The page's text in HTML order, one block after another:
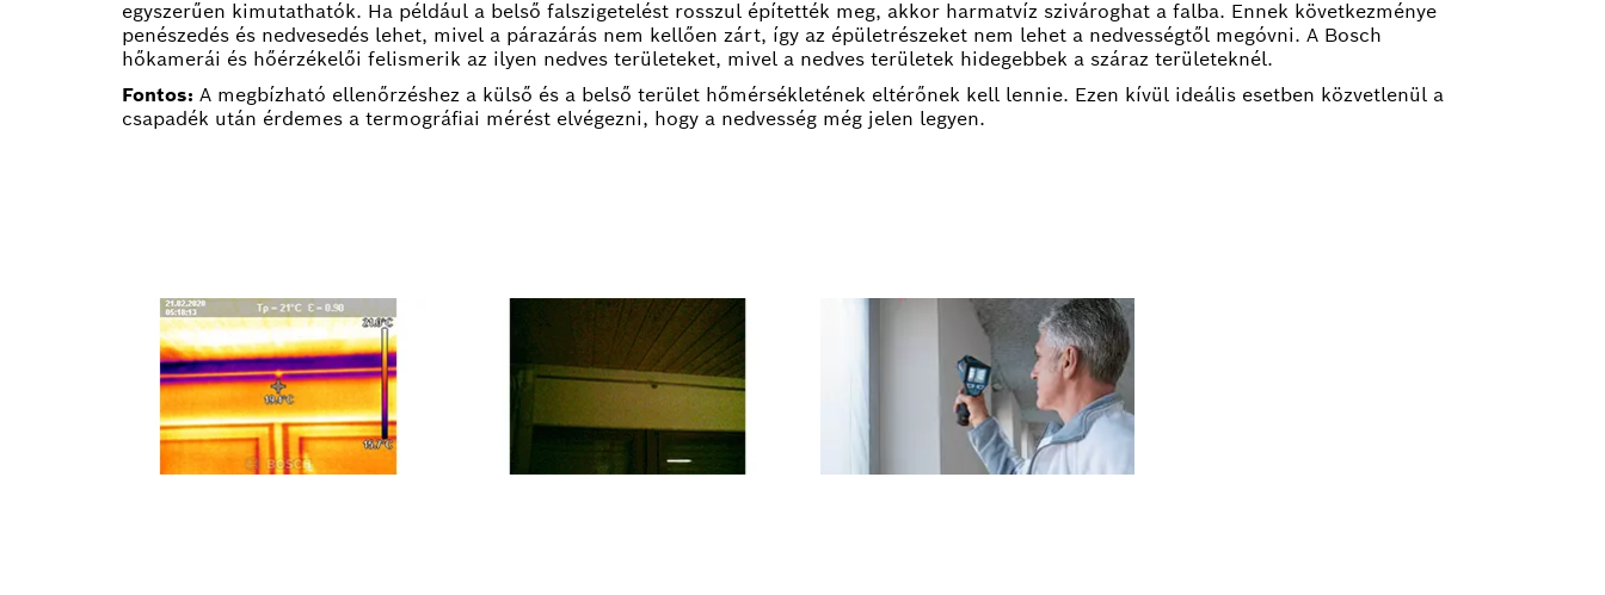
egyszerűen kimutathatók. Ha például a belső falszigetelést rosszul építették meg, akkor harmatvíz szivároghat a falba. Ennek következménye
penészedés és nedvesedés lehet, mivel a párazárás nem kellően zárt, így az épületrészeket nem lehet a nedvességtől megóvni. A Bosch
hőkamerái és hőérzékelői felismerik az ilyen nedves területeket, mivel a nedves területek hidegebbek a száraz területeknél.
Fontos: A megbízható ellenőrzéshez a külső és a belső terület hőmérsékletének eltérőnek kell lennie. Ezen kívül ideális esetben közvetlenül a
csapadék után érdemes a termográfiai mérést elvégezni, hogy a nedvesség még jelen legyen.